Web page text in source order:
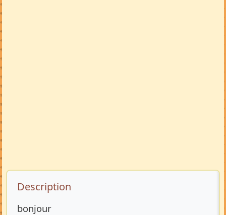
Description de l’annonce
Description
bonjour